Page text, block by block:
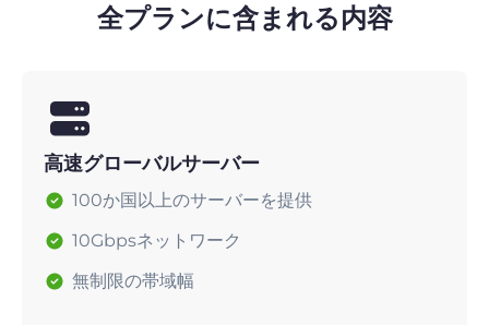
全プランに含まれる内容
高速グローバルサーバー
100か国以上のサーバーを提供
10Gbpsネットワーク
無制限の帯域幅